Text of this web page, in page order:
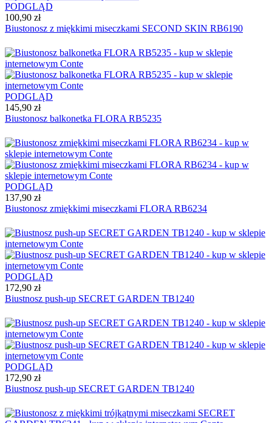
PODGLĄD
100,90 zł
Biustonosz z miękkimi miseczkami SECOND SKIN RB6190
PODGLĄD
145,90 zł
Biustonosz balkonetka FLORA RB5235
PODGLĄD
137,90 zł
Biustonosz zmiękkimi miseczkami FLORA RB6234
PODGLĄD
172,90 zł
Biustnosz push-up SECRET GARDEN TB1240
PODGLĄD
172,90 zł
Biustnosz push-up SECRET GARDEN TB1240